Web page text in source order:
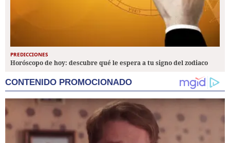
PREDICCIONES
Horóscopo de hoy: descubre qué le espera a tu signo del zodiaco
CONTENIDO PROMOCIONADO